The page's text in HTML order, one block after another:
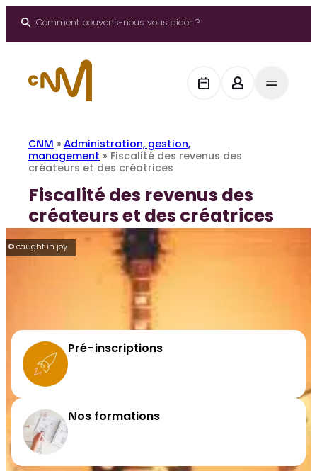
Comment pouvons-nous vous aider ?
CNM » Administration, gestion,
management » Fiscalité des revenus des
créateurs et des créatrices
Fiscalité des revenus des
créateurs et des créatrices
© caught in joy
Pré-inscriptions
Nos formations